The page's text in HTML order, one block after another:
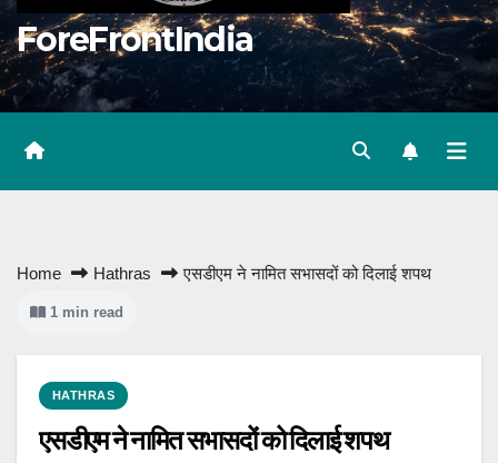
ForeFrontIndia
Home Hathras एसडीएम ने नामित सभासदों को दिलाई शपथ
1 min read
HATHRAS
एसडीएम ने नामित सभासदों को दिलाई शपथ